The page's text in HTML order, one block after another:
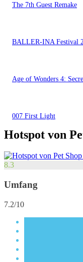
The 7th Guest Remake
BALLER-INA Festival
Age of Wonders 4:
007 First Light
Hotspot von
8.3
Umfang
7.2/10